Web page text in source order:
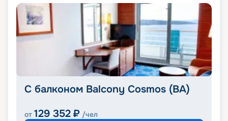
С балконом Balcony Cosmos (BA)
от 129 352 ₽ /чел